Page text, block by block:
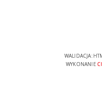
WALIDACJA:
WYKONANIE